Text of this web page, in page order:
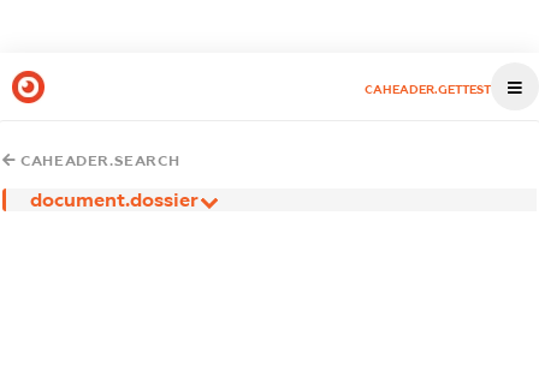
CAHEADER.GETTEST
CAHEADER.SEARCH
document.dossier